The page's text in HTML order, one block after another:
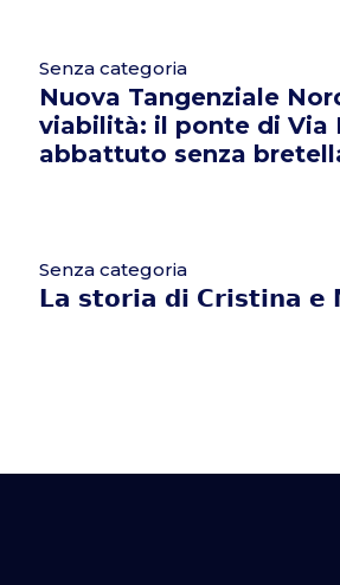
Senza categoria
Nuova Tangenziale
viabilità: il ponte di Via
abbattuto senza
Senza categoria
𝗟𝗮 𝘀𝘁𝗼𝗿𝗶𝗮 𝗱𝗶 𝗖𝗿𝗶𝘀𝘁𝗶𝗻𝗮